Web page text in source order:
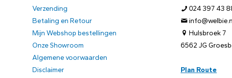
Verzending
Betaling en Retour
Mijn Webshop bestellingen
Onze Showroom
Algemene voorwaarden
Disclaimer
024 397 43
Hulsbroek 7
6562 JG
Plan Route